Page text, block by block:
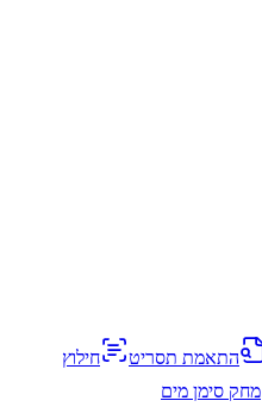
התאמת תסריט
חילוץ
מחק סימן מים